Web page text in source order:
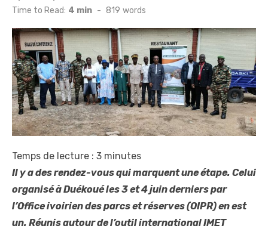
Time to Read: 4 min - 819 words
Temps de lecture : 3 minutes
Il y a des rendez-vous qui marquent une étape. Celui
organisé à Duékoué les 3 et 4 juin derniers par
l’Office ivoirien des parcs et réserves (OIPR) en est
un. Réunis autour de l’outil international IMET